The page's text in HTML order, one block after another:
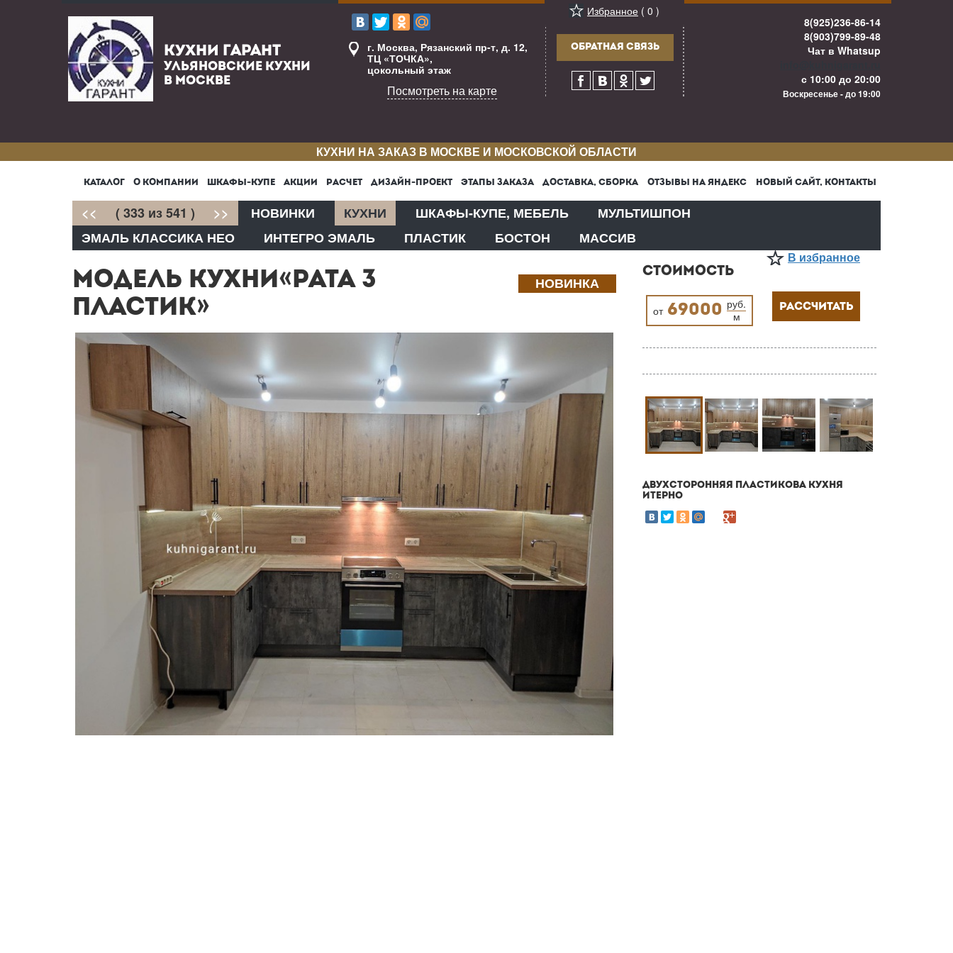
КУХНИ ГАРАНТ
УЛЬЯНОВСКИЕ КУХНИ
В МОСКВЕ
г. Москва, Рязанский пр-т, д. 12,
ТЦ «ТОЧКА»,
цокольный этаж
Посмотреть на карте
Избранное ( 0 )
ОБРАТНАЯ СВЯЗЬ
8(925)236-86-14
8(903)799-89-48
Чат в Whatsup
с 10:00 до 20:00
Воскресенье - до 19:00
КУХНИ НА ЗАКАЗ В МОСКВЕ И МОСКОВСКОЙ ОБЛАСТИ
КАТАЛОГ О КОМПАНИИ ШКАФЫ-КУПЕ АКЦИИ РАСЧЕТ ДИЗАЙН-ПРОЕКТ ЭТАПЫ ЗАКАЗА ДОСТАВКА, СБОРКА ОТЗЫВЫ НА ЯНДЕКС НОВЫЙ САЙТ, КОНТАКТЫ
<< ( 333 из 541 ) >> НОВИНКИ КУХНИ ШКАФЫ-КУПЕ, МЕБЕЛЬ
МУЛЬТИШПОН
ЭМАЛЬ КЛАССИКА НЕО
ИНТЕГРО ЭМАЛЬ ПЛАСТИК БОСТОН МАССИВ
НОВИНКА
МОДЕЛЬ КУХНИ«РАТА 3
ПЛАСТИК»
В избранное
СТОИМОСТЬ
от 69000 руб.
м
РАССЧИТАТЬ
ДВУХСТОРОННЯЯ ПЛАСТИКОВА КУХНЯ
ИТЕРНО